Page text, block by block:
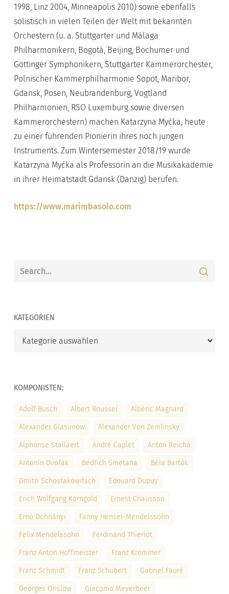
1998, Linz 2004, Minneapolis 2010) sowie ebenfalls
solistisch in vielen Teilen der Welt mit bekannten
Orchestern (u. a. Stuttgarter und Málaga
Philharmonikern, Bogotá, Beijing, Bochumer und
Göttinger Symphonikern, Stuttgarter Kammerorchester,
Polnischer Kammerphilharmonie Sopot, Maribor,
Gdansk, Posen, Neubrandenburg, Vogtland
Philharmonien, RSO Luxemburg sowie diversen
Kammerorchestern) machen Katarzyna Myćka, heute
zu einer führenden Pionierin ihres noch jungen
Instruments. Zum Wintersemester 2018/19 wurde
Katarzyna Myćka als Professorin an die Musikakademie
in ihrer Heimatstadt Gdansk (Danzig) berufen.
https://www.marimbasolo.com
KATEGORIEN
KOMPONISTEN:
Adolf Busch Albert Roussel Albéric Magnard
Alexander Glasunow Alexander Von Zemlinsky
Alphonse Stallaert André Caplet Anton Reicha
Antonín Dvořák Bedřich Smetana Béla Bartók
Dmitri Schostakowitsch Edouard Dupuy
Erich Wolfgang Korngold Ernest Chausson
Ernö Dohnányi Fanny Hensel-Mendelssohn
Felix Mendelssohn Ferdinand Thieriot
Franz Anton Hoffmeister Franz Krommer
Franz Schmidt Franz Schubert Gabriel Fauré
Georges Onslow Giacomo Meyerbeer